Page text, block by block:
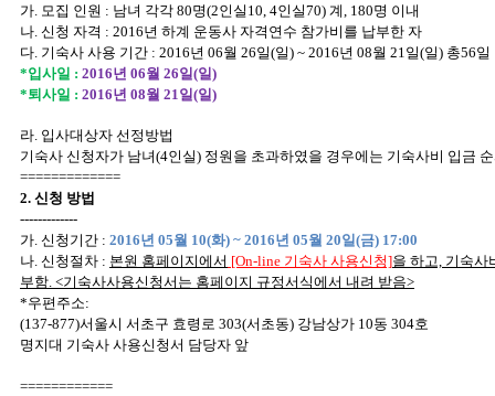
가. 모집 인원 : 남녀 각각 80명(2인실10, 4인실70) 계, 180명 이내
나. 신청 자격 : 2016년 하계 운동사 자격연수 참가비를 납부한 자
다. 기숙사 사용 기간 : 2016년 06월 26일(일) ~ 2016년 08월 21일(일) 총56일
*입사일 : 2016년 06월 26일(일)
*퇴사일 : 2016년 08월 21일(일)
라. 입사대상자 선정방법
기숙사 신청자가 남녀(4인실) 정원을 초과하였을 경우에는 기숙사비 입금
=============
2. 신청 방법
-------------
가. 신청기간 : 2016년 05월 10(화) ~ 2016년 05월 20일(금) 17:00
나. 신청절차 : 본원 홈페이지에서 [On-line 기숙사 사용신청]을 하고, 기숙사
부함. <기숙사사용신청서는 홈페이지 규정서식에서 내려 받음>
*우편주소:
(137-877)서울시 서초구 효령로 303(서초동) 강남상가 10동 304호
명지대 기숙사 사용신청서 담당자 앞
============